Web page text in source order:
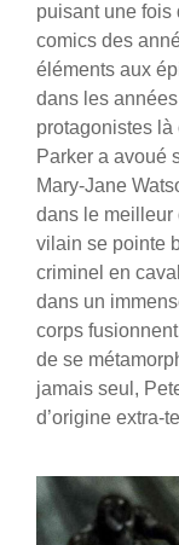
puisant une
comics des
éléments aux
dans les
protagonistes
Parker a avoué
Mary-Jane
dans le meilleur
vilain se pointe
criminel en
dans un
corps
de se
jamais seul,
d’origine extra-